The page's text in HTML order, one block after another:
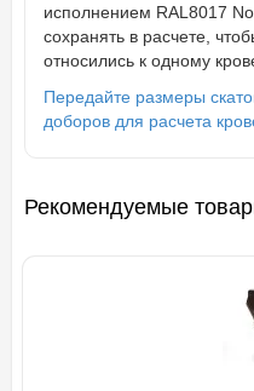
исполнением RAL8017
сохранять в расчете,
относились к одному
Передайте размеры
доборов для расчета
Рекомендуемые